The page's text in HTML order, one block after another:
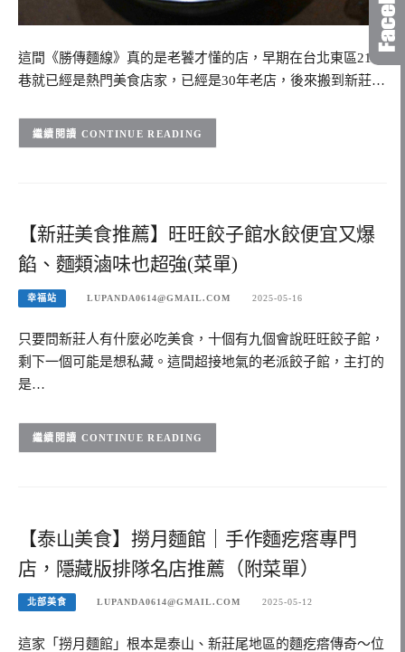
這間《勝傳麵線》真的是老饕才懂的店，早期在台北東區216
巷就已經是熱門美食店家，已經是30年老店，後來搬到新莊…
CONTINUE READING
【新莊美食推薦】旺旺餃子館水餃便宜又爆
餡、麵類滷味也超強(菜單)
幸福站 LUPANDA0614@GMAIL.COM 2025-05-16
只要問新莊人有什麼必吃美食，十個有九個會說旺旺餃子館，
剩下一個可能是想私藏。這間超接地氣的老派餃子館，主打的
是…
CONTINUE READING
【泰山美食】撈月麵館｜手作麵疙瘩專門
店，隱藏版排隊名店推薦（附菜單）
北部美食 LUPANDA0614@GMAIL.COM 2025-05-12
這家「撈月麵館」根本是泰山、新莊尾地區的麵疙瘩傳奇～位